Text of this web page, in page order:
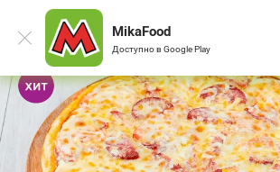
MikaFood
Доступно вGoogle Play